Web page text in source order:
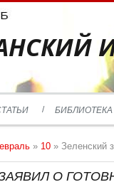
БИБЛИОТЕКА
» 10 » Зеленский
О